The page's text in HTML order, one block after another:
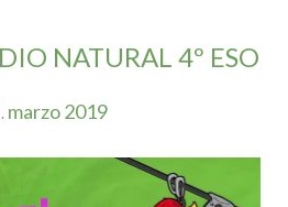
NATURAL 4º ESO
. marzo2019